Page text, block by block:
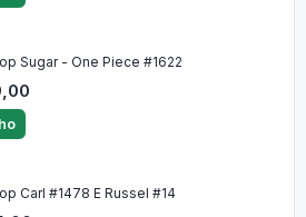
Sugar - One Piece #1622
Carl #1478 E Russel #14